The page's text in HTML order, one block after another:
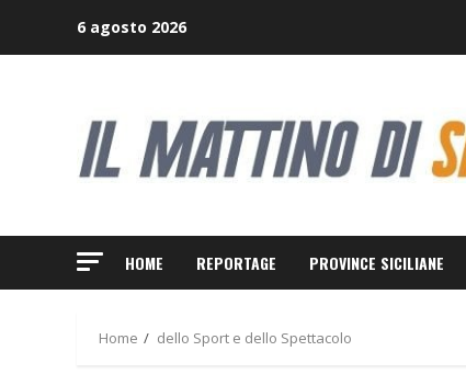
6 agosto 2026
HOME REPORTAGE PROVINCE SICILIANE
Home dello Sport e dello Spettacolo